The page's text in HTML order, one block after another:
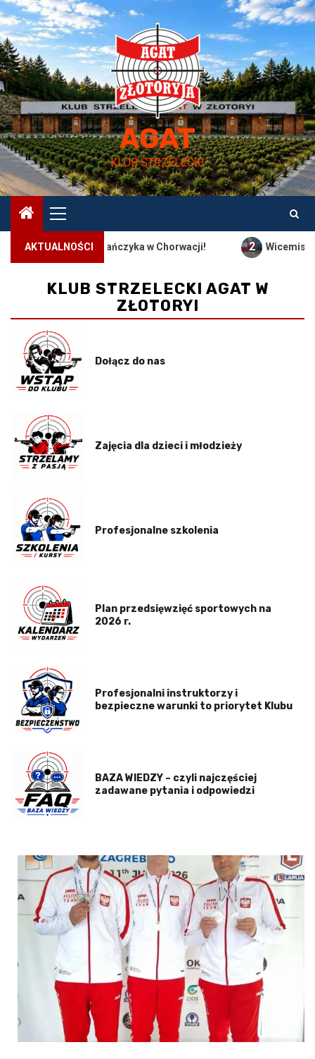
Przejdź
do
treści
AGAT
KLUB STRZELECKI
Menu
główne
AKTUALNOŚCI
Romańczyka w Chorwacji! 2 Wicemistrzostwo
KLUB STRZELECKI AGAT W
ZŁOTORYI
Dołącz do nas
Zajęcia dla dzieci i młodzieży
Profesjonalne szkolenia
Plan przedsięwzięć sportowych na
2026 r.
Profesjonalni instruktorzy i
bezpieczne warunki to priorytet Klubu
BAZA WIEDZY – czyli najczęściej
zadawane pytania i odpowiedzi